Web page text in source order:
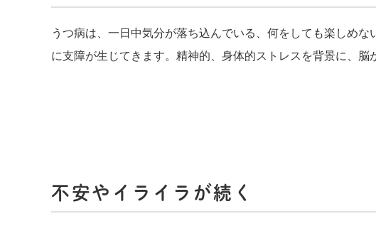
うつ病は、一日中気分が落ち込んでいる、何をしても楽しめ
に支障が生じてきます。精神的、身体的ストレスを背景に、
不安やイライラが続く